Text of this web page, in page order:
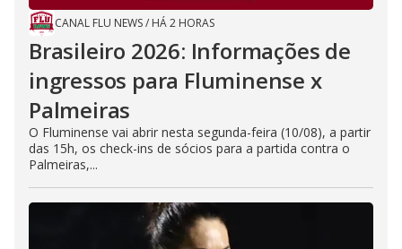
CANAL FLU NEWS/ HÁ 2 HORAS
Brasileiro 2026: Informações de
ingressos para Fluminense x
Palmeiras
O Fluminense vai abrir nesta segunda-feira (10/08), a partir
das 15h, os check-ins de sócios para a partida contra o
Palmeiras,...